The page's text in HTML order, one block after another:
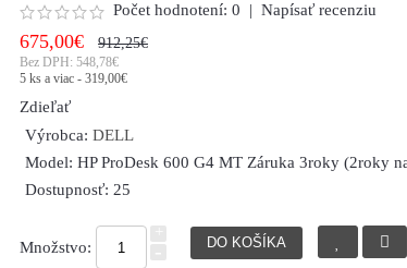
Počet hodnotení: 0 | Napísať recenziu
675,00€ 912,25€
Bez DPH: 548,78€
5 ks a viac - 319,00€
Zdieľať
Výrobca: DELL
Model: HP ProDesk 600 G4 MT Záruka 3roky (2roky
Dostupnosť: 25
Množstvo: